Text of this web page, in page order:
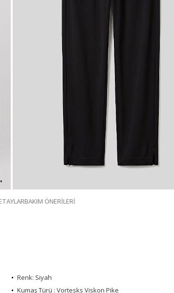
BAKIM ÖNERİLERİ
Renk: Siyah
Kumaş Türü : Vortesks Viskon Pike